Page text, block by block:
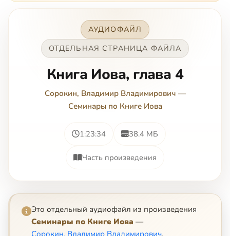
АУДИОФАЙЛ
ОТДЕЛЬНАЯ СТРАНИЦА ФАЙЛА
Книга Иова, глава 4
Сорокин, Владимир Владимирович —
Семинары по Книге Иова
1:23:34 38.4 МБ
Часть произведения
Это отдельный аудиофайл из произведения
Семинары по Книге Иова —
Сорокин, Владимир Владимирович.